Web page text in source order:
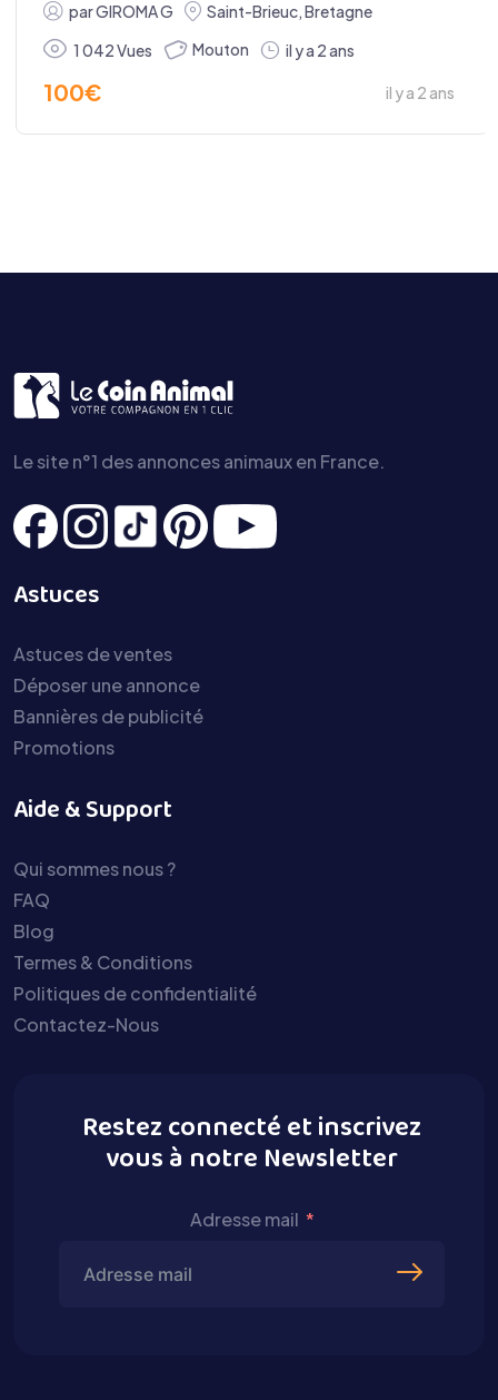
parGIROMA G Saint-Brieuc,Bretagne
1 042 Vues
Mouton il y a 2 ans
100€ il y a 2 ans
Le site n°1 des annonces animaux en France.
Astuces
Astuces de ventes
Déposer une annonce
Bannières de publicité
Promotions
Aide & Support
Qui sommes nous ?
FAQ
Blog
Termes & Conditions
Politiques de confidentialité
Contactez-Nous
Restez connecté et inscrivez
vous à notre Newsletter
Adresse mail